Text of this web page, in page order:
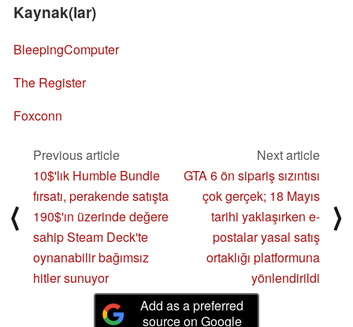
Kaynak(lar)
BleepingComputer
The Register
Foxconn
⟨
Previous article
10$'lık Humble Bundle
fırsatı, perakende satışta
190$'ın üzerinde değere
sahip Steam Deck'te
oynanabilir bağımsız
hitler sunuyor
Next article
GTA 6 ön sipariş sızıntısı
çok gerçek; 18 Mayıs
tarihi yaklaşırken e-
postalar yasal satış
ortaklığı platformuna
yönlendirildi
⟩
Add as a preferred
source on Google